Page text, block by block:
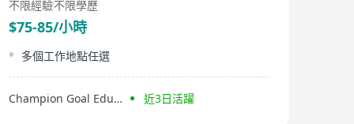
不限經驗不限學歷
$75-85/小時
多個工作地點任選
Champion Goal Education Limited 近3日活躍